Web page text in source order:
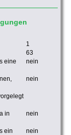
1
63
eine
nein
nein
in
nein
ein
nein